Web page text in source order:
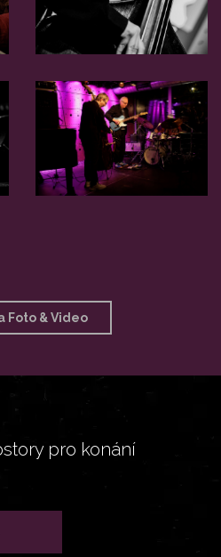
Foto & Video
pro konání